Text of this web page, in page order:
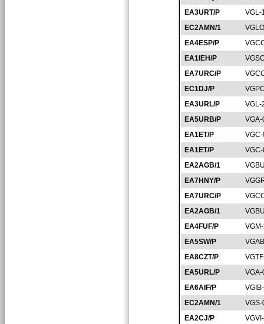
EA3URT/P
VGL-
EC2AMN/1
EA4ESP/P
EA1IEH/P
EA7URC/P
EC1DJ/P
EA3URL/P
VGL-
EA5URB/P
EA1ET/P
EA1ET/P
EA2AGB/1
EA7HNY/P
EA7URC/P
EA2AGB/1
EA4FUF/P
EA5SW/P
EA8CZT/P
EA5URL/P
EA6AIF/P
EC2AMN/1
EA2CJ/P